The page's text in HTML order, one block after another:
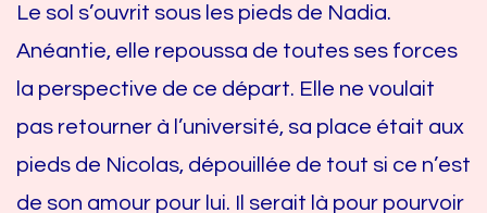
Le sol s’ouvrit sous les pieds de Nadia.
Anéantie, elle repoussa de toutes ses forces
la perspective de ce départ. Elle ne voulait
pas retourner à l’université, sa place était aux
pieds de Nicolas, dépouillée de tout si ce n’est
de son amour pour lui. Il serait là pour pourvoir